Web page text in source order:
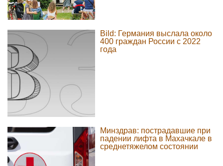
Bild: Германия выслала около
400 граждан России с 2022
года
Минздрав: пострадавшие при
падении лифта в Махачкале в
среднетяжелом состоянии